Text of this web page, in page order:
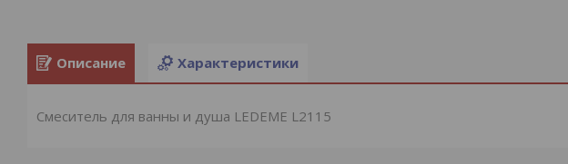
Описание Характеристики
Смеситель для ванны и душа LEDEME L2115